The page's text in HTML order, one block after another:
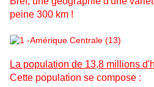
peine 300 km !
La population de 13,8 millions
Cette population se compose :